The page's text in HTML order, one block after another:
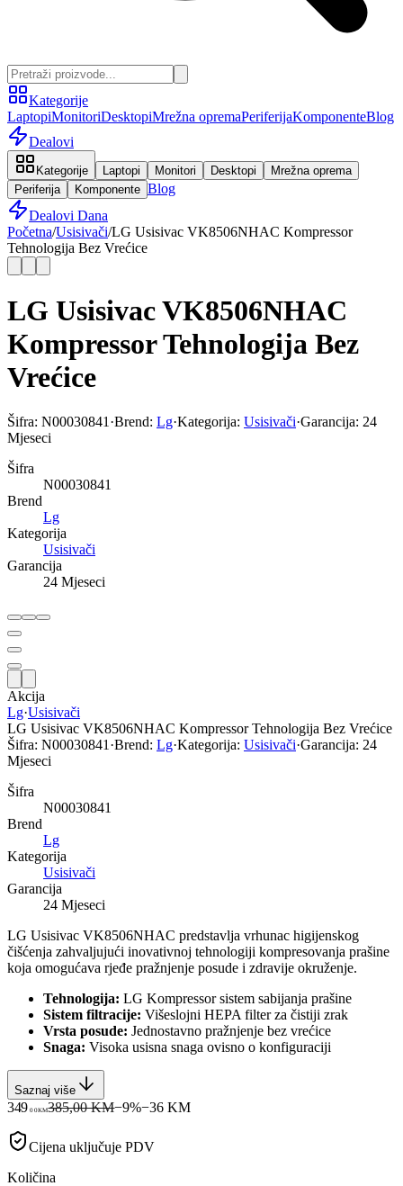
Kategorije
LaptopiMonitoriDesktopiMrežna opremaPeriferijaKomponenteBlog
Dealovi
Kategorije Laptopi Monitori Desktopi
Mrežna oprema
Periferija
Komponente Blog
Dealovi Dana
Početna/Usisivači/LG Usisivac VK8506NHAC Kompressor
Tehnologija Bez Vrećice
LG Usisivac VK8506NHAC
Kompressor Tehnologija Bez
Vrećice
Šifra: N00030841 ·Brend: Lg·Kategorija: Usisivači·Garancija: 24
Mjeseci
Šifra
N00030841
Brend
Lg
Kategorija
Usisivači
Garancija
24 Mjeseci
Akcija
Lg·Usisivači
LG Usisivac VK8506NHAC Kompressor Tehnologija Bez Vrećice
Šifra: N00030841 ·Brend: Lg·Kategorija: Usisivači·Garancija: 24
Mjeseci
Šifra
N00030841
Brend
Lg
Kategorija
Usisivači
Garancija
24 Mjeseci
LG Usisivac VK8506NHAC predstavlja vrhunac higijenskog
čišćenja zahvaljujući inovativnoj tehnologiji kompresovanja prašine
koja omogućava rjeđe pražnjenje posude i zdravije okruženje.
Tehnologija: LG Kompressor sistem sabijanja prašine
Sistem filtracije: Višeslojni HEPA filter za čistiji zrak
Vrsta posude: Jednostavno pražnjenje bez vrećice
Snaga: Visoka usisna snaga ovisno o konfiguraciji
Saznaj više
349 00KM385,00 KM−9%−36 KM
Cijena uključuje PDV
Količina